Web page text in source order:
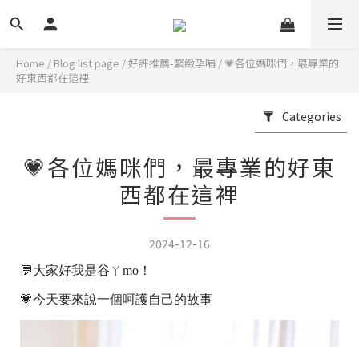
Home / Blog list page /好評推薦-緊緻孕哺 / 💗各位媽咪們，最專業的
好東西都在這裡
Categories
💗各位媽咪們，最專業的好東
西都在這裡
2024-12-16
💬大家好我是谷ㄚmo！
💗今天要來說一個呵護自己的故事